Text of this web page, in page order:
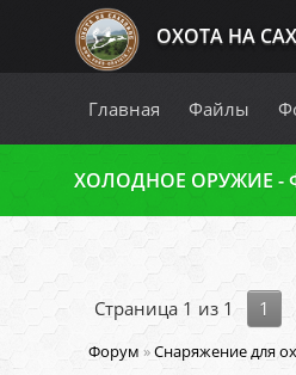
ОХОТА НА
Главная Файлы
ХОЛОДНОЕ ОРУЖИЕ -
Страница 1 из 1 1
Форум »Снаряжение для